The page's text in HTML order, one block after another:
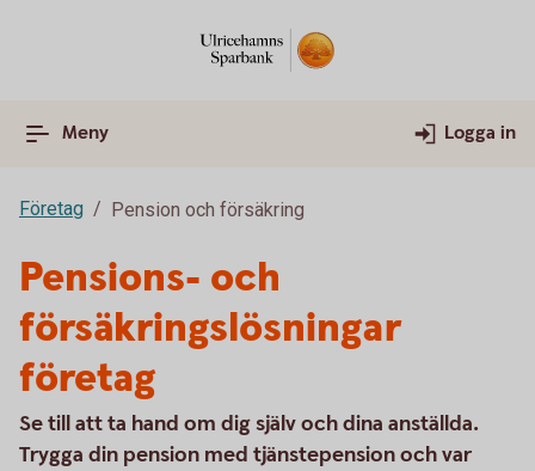
Meny Logga in
Företag Pension och försäkring
Pensions- och
försäkringslösningar
företag
Se till att ta hand om dig själv och dina anställda.
Trygga din pension med tjänstepension och var